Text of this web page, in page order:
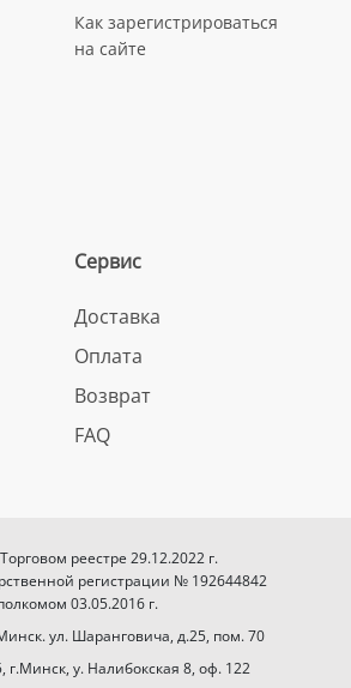
Как зарегистрироваться
на сайте
Сервис
Доставка
Оплата
Возврат
FAQ
реестре 29.12.2022 г.
регистрации № 192644842
03.05.2016 г.
ул. Шаранговича, д.25, пом. 70
г.Минск, у. Налибокская 8, оф. 122